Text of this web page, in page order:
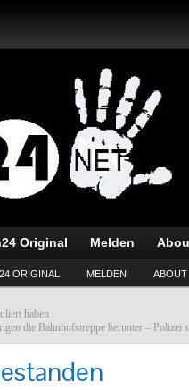
Original Melden
ORIGINAL MELDEN ABOUT
haben
die Bahnhofstreppe herunter –